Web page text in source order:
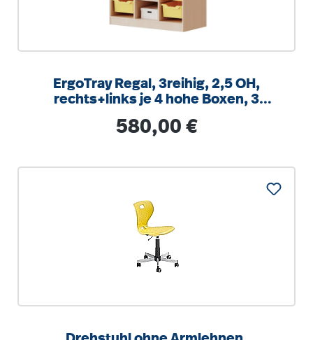
ErgoTray Regal, 3reihig, 2,5 OH,
rechts+links je 4 hohe Boxen, 3
B/H/T104,5x100x40cm
Regulärer Preis:
580,00 €